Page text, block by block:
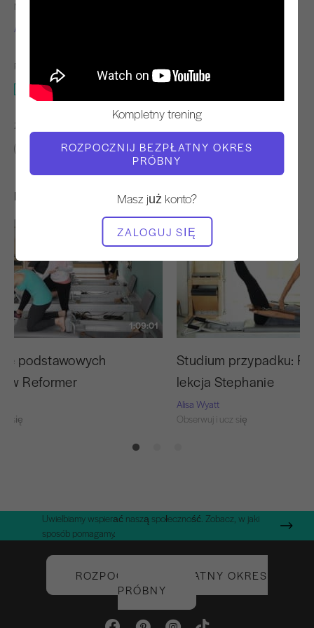
Kompletny trening
ROZPOCZNIJ BEZPŁATNY OKRES
PRÓBNY
Masz już konto?
ZALOGUJ SIĘ
NAUCZYCIEL
Alisa Wyatt
POTRZEBNY SPRZĘT
Reformator
ZNAJDŹ PODOBNE KLASY DLA
40 - 50 min Reformator
Inne treningi, które mogą Ci się spodobać
1:09:01
podstawowych
Reformer
się
Studium przypadku:
lekcja Stephanie
Alisa Wyatt
Obserwuj i ucz się
Uwielbiamy wspierać naszą społeczność. Zobacz, w jaki
sposób pomagamy.
ROZPOCZNIJ BEZPŁATNY OKRES
PRÓBNY